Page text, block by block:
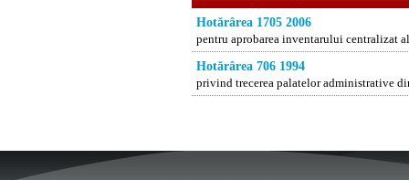
Hotărârea 1705 2006
pentru aprobarea inventarului centralizat
Hotărârea 706 1994
privind trecerea palatelor administrative